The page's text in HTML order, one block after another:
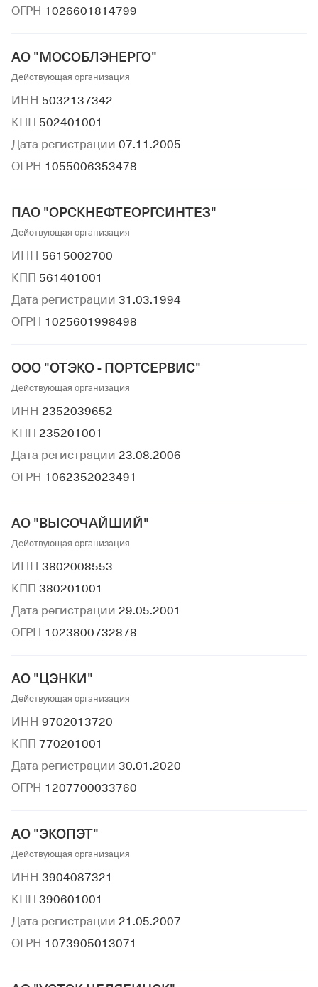
ОГРН 1026601814799
АО "МОСОБЛЭНЕРГО"
Действующая организация
ИНН 5032137342
КПП 502401001
Дата регистрации 07.11.2005
ОГРН 1055006353478
ПАО "ОРСКНЕФТЕОРГСИНТЕЗ"
Действующая организация
ИНН 5615002700
КПП 561401001
Дата регистрации 31.03.1994
ОГРН 1025601998498
ООО "ОТЭКО - ПОРТСЕРВИС"
Действующая организация
ИНН 2352039652
КПП 235201001
Дата регистрации 23.08.2006
ОГРН 1062352023491
АО "ВЫСОЧАЙШИЙ"
Действующая организация
ИНН 3802008553
КПП 380201001
Дата регистрации 29.05.2001
ОГРН 1023800732878
АО "ЦЭНКИ"
Действующая организация
ИНН 9702013720
КПП 770201001
Дата регистрации 30.01.2020
ОГРН 1207700033760
АО "ЭКОПЭТ"
Действующая организация
ИНН 3904087321
КПП 390601001
Дата регистрации 21.05.2007
ОГРН 1073905013071